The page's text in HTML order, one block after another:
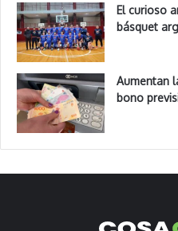
El curioso
básquet
Aumentan
bono